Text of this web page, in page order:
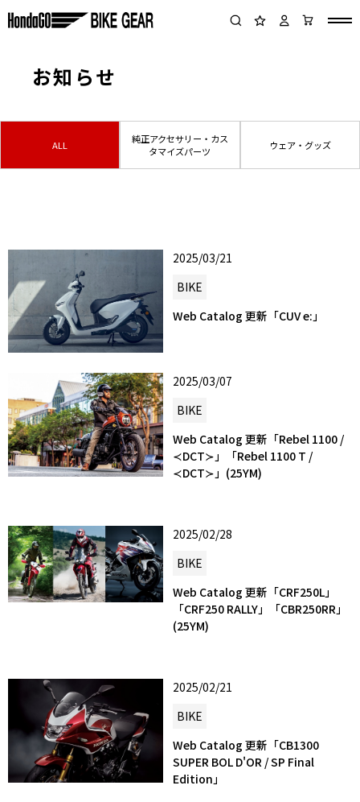
トップページ お知らせ
お知らせ
ALL
純正アクセサリー・カス
タマイズパーツ
ウェア・グッズ
2025/03/21
BIKE
Web Catalog 更新「CUV e:」
2025/03/07
BIKE
Web Catalog 更新「Rebel 1100 /
≺DCT≻」「Rebel 1100 T /
≺DCT≻」(25YM)
2025/02/28
BIKE
Web Catalog 更新「CRF250L」
「CRF250 RALLY」「CBR250RR」
(25YM)
2025/02/21
BIKE
Web Catalog 更新「CB1300
SUPER BOL D'OR / SP Final
Edition」